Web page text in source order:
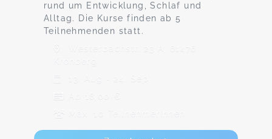
rund um Entwicklung, Schlaf und
Alltag. Die Kurse finden ab 5
Teilnehmenden statt.
Westerbachstr. 23 A, 61476
13. Aug - 24. Sep
Ab 18,00 €
Max. 10 TeilnehmerInnen